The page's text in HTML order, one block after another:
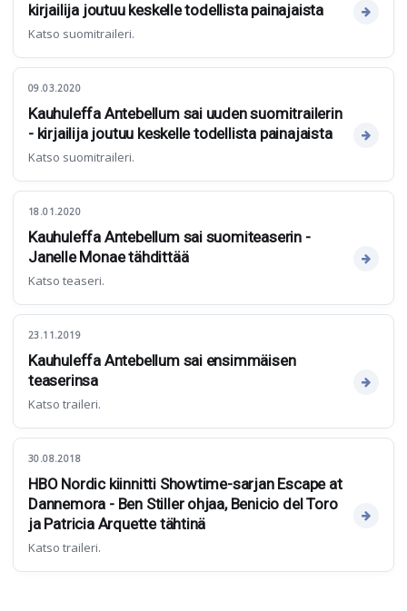
kirjailija joutuu keskelle todellista painajaista
Katso suomitraileri.
09.03.2020
Kauhuleffa Antebellum sai uuden suomitrailerin
- kirjailija joutuu keskelle todellista painajaista
Katso suomitraileri.
18.01.2020
Kauhuleffa Antebellum sai suomiteaserin -
Janelle Monae tähdittää
Katso teaseri.
23.11.2019
Kauhuleffa Antebellum sai ensimmäisen
teaserinsa
Katso traileri.
30.08.2018
HBO Nordic kiinnitti Showtime-sarjan Escape at
Dannemora - Ben Stiller ohjaa, Benicio del Toro
ja Patricia Arquette tähtinä
Katso traileri.